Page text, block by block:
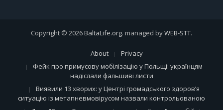
Copyright © 2026BaltaLife.org. managed byWEB-STT.
About
Privacy
Фейк про примусову мобілізацію у Польщі: українцям
надіслали фальшиві листи
Виявили 13 хворих: у Центрі громадського здоров’я
ситуацію із метапневмовірусом назвали контрольованою